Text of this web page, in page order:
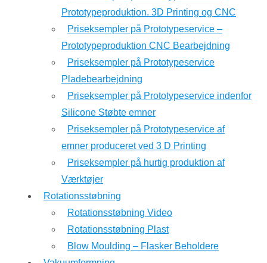
Prototypeproduktion. 3D Printing og CNC
Priseksempler på Prototypeservice –
Prototypeproduktion CNC Bearbejdning
Priseksempler på Prototypeservice
Pladebearbejdning
Priseksempler på Prototypeservice indenfor
Silicone Støbte emner
Priseksempler på Prototypeservice af
emner produceret ved 3 D Printing
Priseksempler på hurtig produktion af
Værktøjer
Rotationsstøbning
Rotationsstøbning Video
Rotationsstøbning Plast
Blow Moulding – Flasker Beholdere